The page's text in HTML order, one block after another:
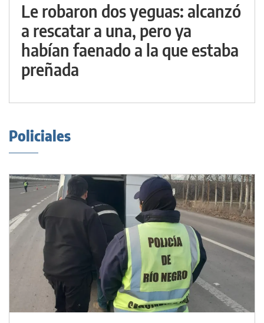
Le robaron dos yeguas: alcanzó
a rescatar a una, pero ya
habían faenado a la que estaba
preñada
Policiales